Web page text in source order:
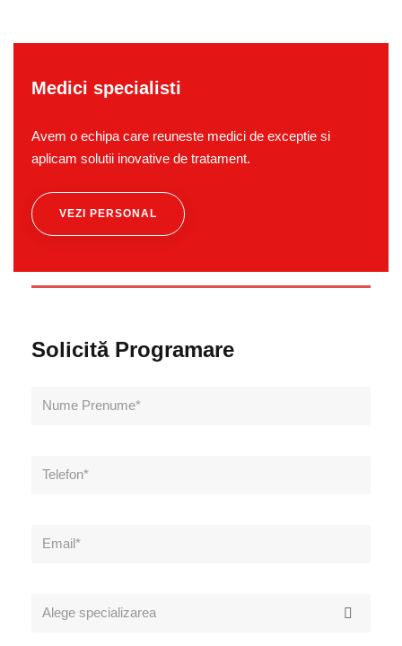
Medici specialisti
Avem o echipa care reuneste medici de exceptie si
aplicam solutii inovative de tratament.
VEZI PERSONAL
Solicită Programare